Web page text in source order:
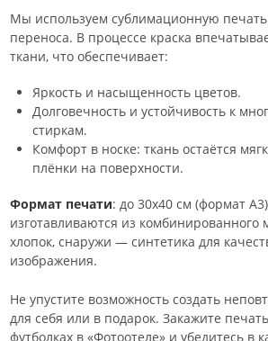
Мы используем сублимационную
переноса. В процессе краска
ткани, что обеспечивает:
Яркость и насыщенность цветов.
Долговечность и устойчивость к
стиркам.
Комфорт в носке: ткань остаётся
плёнки на поверхности.
Формат печати: до 30х40 см (формат
изготавливаются из комбинированного
хлопок, снаружи — синтетика для
изображения.
Не упустите возможность создать
для себя или в подарок. Закажите
футболках в «Фотоотеле» и убедитесь в